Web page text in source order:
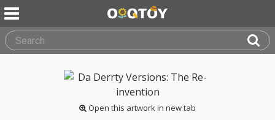
Open this artwork in new tab